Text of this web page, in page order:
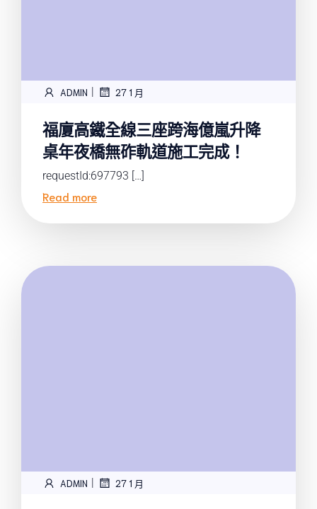
ADMIN | 27 1 月
福廈高鐵全線三座跨海億嵐升降
桌年夜橋無砟軌道施工完成！
requestId:697793 […]
Read more
ADMIN | 27 1 月